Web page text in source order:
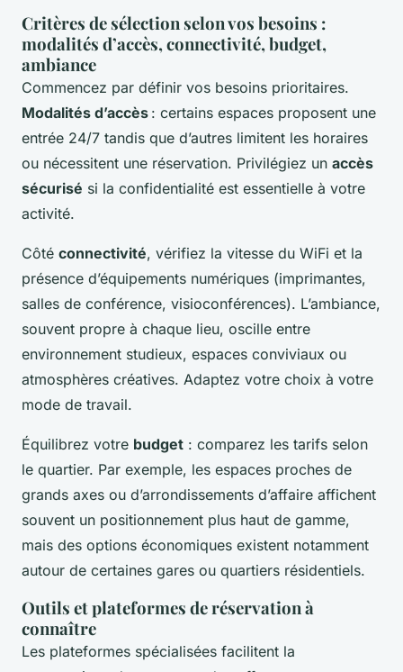
Critères de sélection selon vos besoins :
modalités d’accès, connectivité, budget,
ambiance
Commencez par définir vos besoins prioritaires.
Modalités d’accès : certains espaces proposent une
entrée 24/7 tandis que d’autres limitent les horaires
ou nécessitent une réservation. Privilégiez un accès
sécurisé si la confidentialité est essentielle à votre
activité.
Côté connectivité, vérifiez la vitesse du WiFi et la
présence d’équipements numériques (imprimantes,
salles de conférence, visioconférences). L’ambiance,
souvent propre à chaque lieu, oscille entre
environnement studieux, espaces conviviaux ou
atmosphères créatives. Adaptez votre choix à votre
mode de travail.
Équilibrez votre budget : comparez les tarifs selon
le quartier. Par exemple, les espaces proches de
grands axes ou d’arrondissements d’affaire affichent
souvent un positionnement plus haut de gamme,
mais des options économiques existent notamment
autour de certaines gares ou quartiers résidentiels.
Outils et plateformes de réservation à
connaître
Les plateformes spécialisées facilitent la